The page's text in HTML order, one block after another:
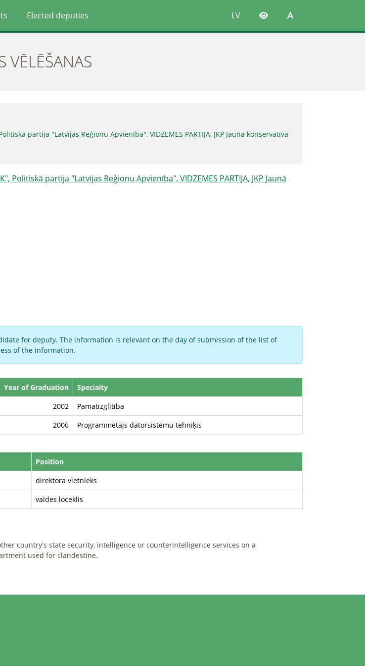
Elected deputies LV
VĒLĒŠANAS
partija "Latvijas Reģionu Apvienība", VIDZEMES PARTIJA, JKP Jaunā konservatīvā
partija "Latvijas Reģionu Apvienība", VIDZEMES PARTIJA, JKP Jaunā
for deputy. The information is relevant on the day of submission of the list of
of the information.
Year of Graduation
Specialty
2002
Pamatizglītība
2006 Programmētājs datorsistēmu tehniķis
Position
direktora vietnieks
valdes loceklis
country's state security, intelligence or counterintelligence services on a
used for clandestine.